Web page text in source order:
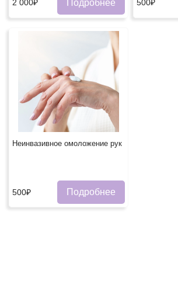
2 000₽ Подробнее 500₽
Неинвазивное омоложение рукㅤ
500₽ Подробнее